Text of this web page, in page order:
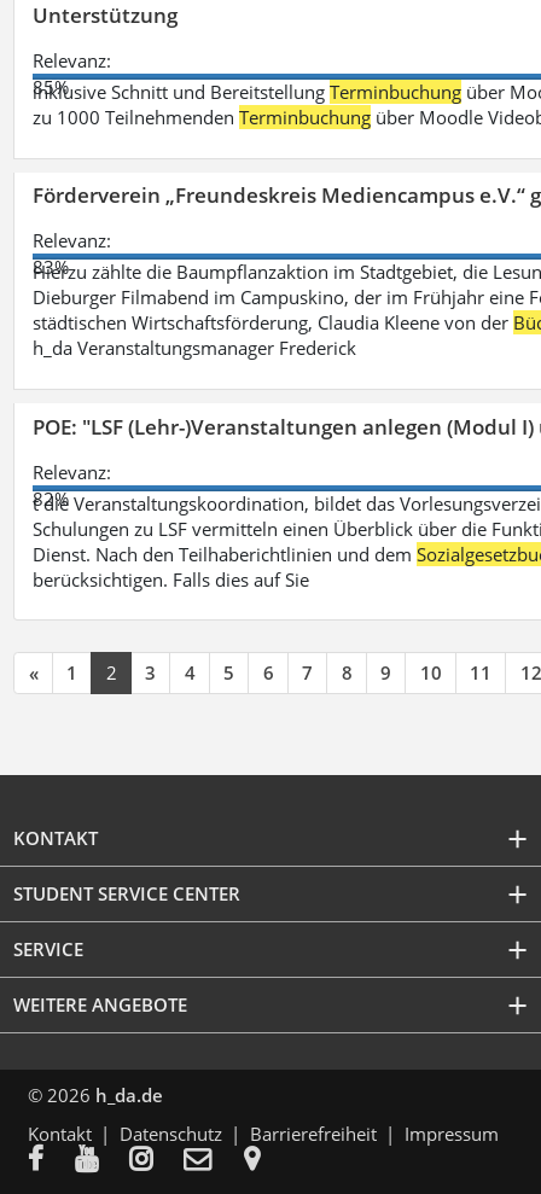
Unterstützung
Relevanz:
85%
inklusive Schnitt und BereitstellungTerminbuchung über
zu 1000 TeilnehmendenTerminbuchung über Moodle
Förderverein „Freundeskreis Mediencampus e.V.“
Relevanz:
83%
Hierzu zählte die Baumpflanzaktion im Stadtgebiet, die
Dieburger Filmabend im Campuskino, der im Frühjahr eine
städtischen Wirtschaftsförderung, Claudia Kleene von der
h_da Veranstaltungsmanager Frederick
POE: "LSF (Lehr-)Veranstaltungen anlegen (Modul
Relevanz:
82%
t die Veranstaltungskoordination, bildet das
Schulungen zu LSF vermitteln einen Überblick über die
Dienst. Nach den Teilhaberichtlinien und dem
berücksichtigen. Falls dies auf Sie
« 1 2 3 4 5 6 7 8 9 10 11 12
KONTAKT
STUDENT SERVICE CENTER
SERVICE
WEITERE ANGEBOTE
© 2026 h_da.de
Kontakt
Datenschutz Barrierefreiheit Impressum
    